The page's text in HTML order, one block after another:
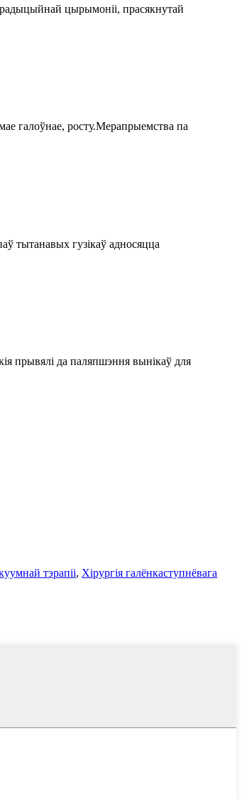
цырымоніі, прасякнутай
галоўнае, росту.Мерапрыемства па
тытанавых гузікаў адносяцца
прывялі да паляпшэння вынікаў для
тэрапіі, Хірургія галёнкаступнёвага